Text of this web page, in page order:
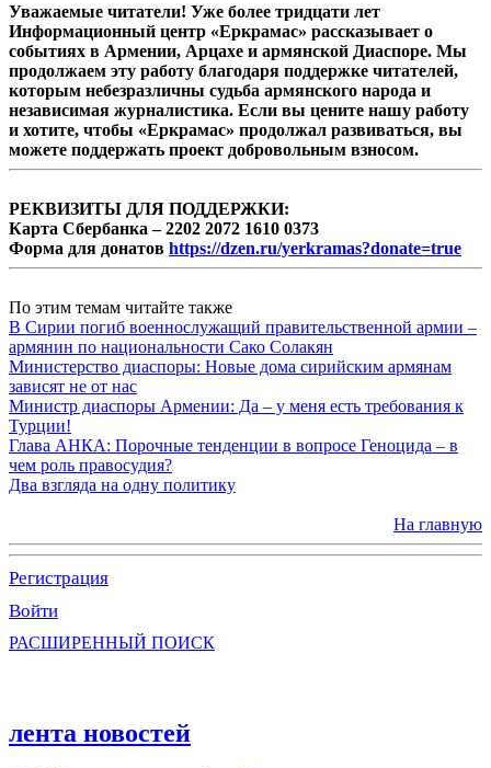
Уважаемые читатели! Уже более тридцати лет
Информационный центр «Еркрамас» рассказывает о
событиях в Армении, Арцахе и армянской Диаспоре. Мы
продолжаем эту работу благодаря поддержке читателей,
которым небезразличны судьба армянского народа и
независимая журналистика. Если вы цените нашу работу
и хотите, чтобы «Еркрамас» продолжал развиваться, вы
можете поддержать проект добровольным взносом.
РЕКВИЗИТЫ ДЛЯ ПОДДЕРЖКИ:
Карта Сбербанка – 2202 2072 1610 0373
Форма для донатов https://dzen.ru/yerkramas?donate=true
По этим темам читайте также
В Сирии погиб военнослужащий правительственной армии –
армянин по национальности Сако Солакян
Министерство диаспоры: Новые дома сирийским армянам
зависят не от нас
Министр диаспоры Армении: Да – у меня есть требования к
Турции!
Глава АНКА: Порочные тенденции в вопросе Геноцида – в
чем роль правосудия?
Два взгляда на одну политику
На главную
Регистрация
Войти
РАСШИРЕННЫЙ ПОИСК
лента новостей